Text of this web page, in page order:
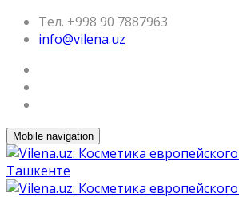
Тел. +998 90 7887963
info@vilena.uz
Mobile navigation